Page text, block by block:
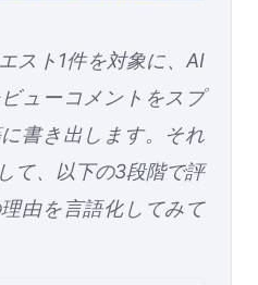
スト1件を対象に、AI
ューコメントをスプ
書き出します。それ
て、以下の3段階で評
由を言語化してみて